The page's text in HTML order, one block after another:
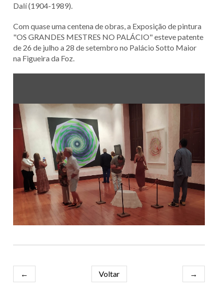
Dalí (1904-1989).
Com quase uma centena de obras, a Exposição de pintura
"OS GRANDES MESTRES NO PALÁCIO" esteve patente
de 26 de julho a 28 de setembro no Palácio Sotto Maior
na Figueira da Foz.
← Voltar →